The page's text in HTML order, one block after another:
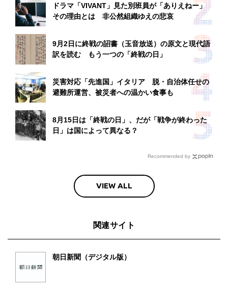
ドラマ「VIVANT」見た別班員が「ありえねー」
その理由とは 非公然組織ゆえの悲哀
9月2日に終戦の詔書（玉音放送）の原文と現代語
訳を読む もう一つの「終戦の日」
災害対応「先進国」イタリア 脱・自治体任せの
避難所運営、被災者への温かい食事も
8月15日は「終戦の日」、だが「戦争が終わった
日」は国によって異なる？
Recommended by
VIEW ALL
関連サイト
朝日新聞（デジタル版）